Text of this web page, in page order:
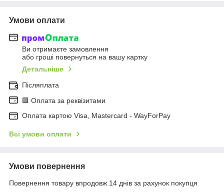
Умови оплати
Ви отримаєте замовлення
або гроші повернуться на вашу картку
Детальніше
Післяплата
🟩 Оплата за реквізитами
Оплата картою Visa, Mastercard - WayForPay
Всі умови оплати
Умови повернення
Повернення товару впродовж 14 днів за рахунок покупця